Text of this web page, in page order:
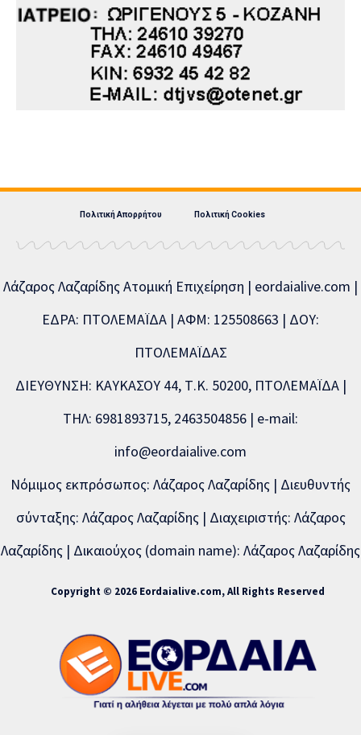
Πολιτική Απορρήτου Πολιτική Cookies
Λάζαρος Λαζαρίδης Ατομική Επιχείρηση | eordaialive.com |
ΕΔΡΑ: ΠΤΟΛΕΜΑΪΔΑ | ΑΦΜ: 125508663 | ΔΟΥ:
ΠΤΟΛΕΜΑΪΔΑΣ
ΔΙΕΥΘΥΝΣΗ: ΚΑΥΚΑΣΟΥ 44, Τ.Κ. 50200, ΠΤΟΛΕΜΑΪΔΑ |
ΤΗΛ: 6981893715, 2463504856 | e-mail:
info@eordaialive.com
Νόμιμος εκπρόσωπος: Λάζαρος Λαζαρίδης | Διευθυντής
σύνταξης: Λάζαρος Λαζαρίδης | Διαχειριστής: Λάζαρος
Λαζαρίδης | Δικαιούχος (domain name): Λάζαρος Λαζαρίδης
Copyright © 2026 Eordaialive.com, All Rights Reserved